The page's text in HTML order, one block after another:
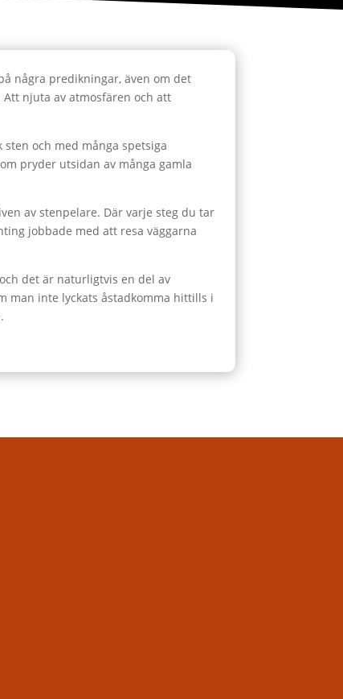
några predikningar, även om det
njuta av atmosfären och att
och med många spetsiga
pryder utsidan av många gamla
av stenpelare. Där varje steg du tar
jobbade med att resa väggarna
det är naturligtvis en del av
man inte lyckats åstadkomma hittills i